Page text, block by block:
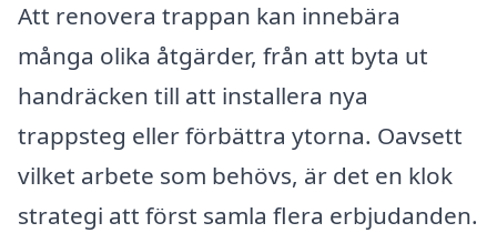
Att renovera trappan kan innebära
många olika åtgärder, från att byta ut
handräcken till att installera nya
trappsteg eller förbättra ytorna. Oavsett
vilket arbete som behövs, är det en klok
strategi att först samla flera erbjudanden.